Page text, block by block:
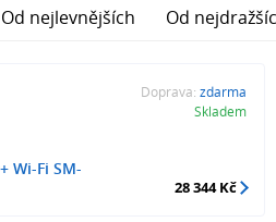
Od nejlevnějších Od
Wi-Fi SM-
Doprava: zdarma
Skladem
28 344 Kč